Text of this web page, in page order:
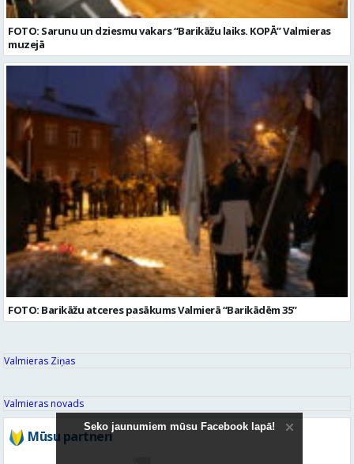
FOTO: Sarunu un dziesmu vakars “Barikāžu laiks. KOPĀ” Valmieras
muzejā
FOTO: Barikāžu atceres pasākums Valmierā “Barikādēm 35”
Valmieras Ziņas
Valmieras novads
Mūsu partneri
Seko jaunumiem mūsu Facebook lapā!